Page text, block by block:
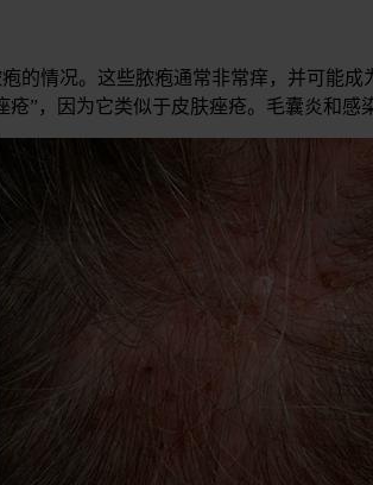
的情况。这些脓疱通常非常痒，并可能
”，因为它类似于皮肤痤疮。毛囊炎和感